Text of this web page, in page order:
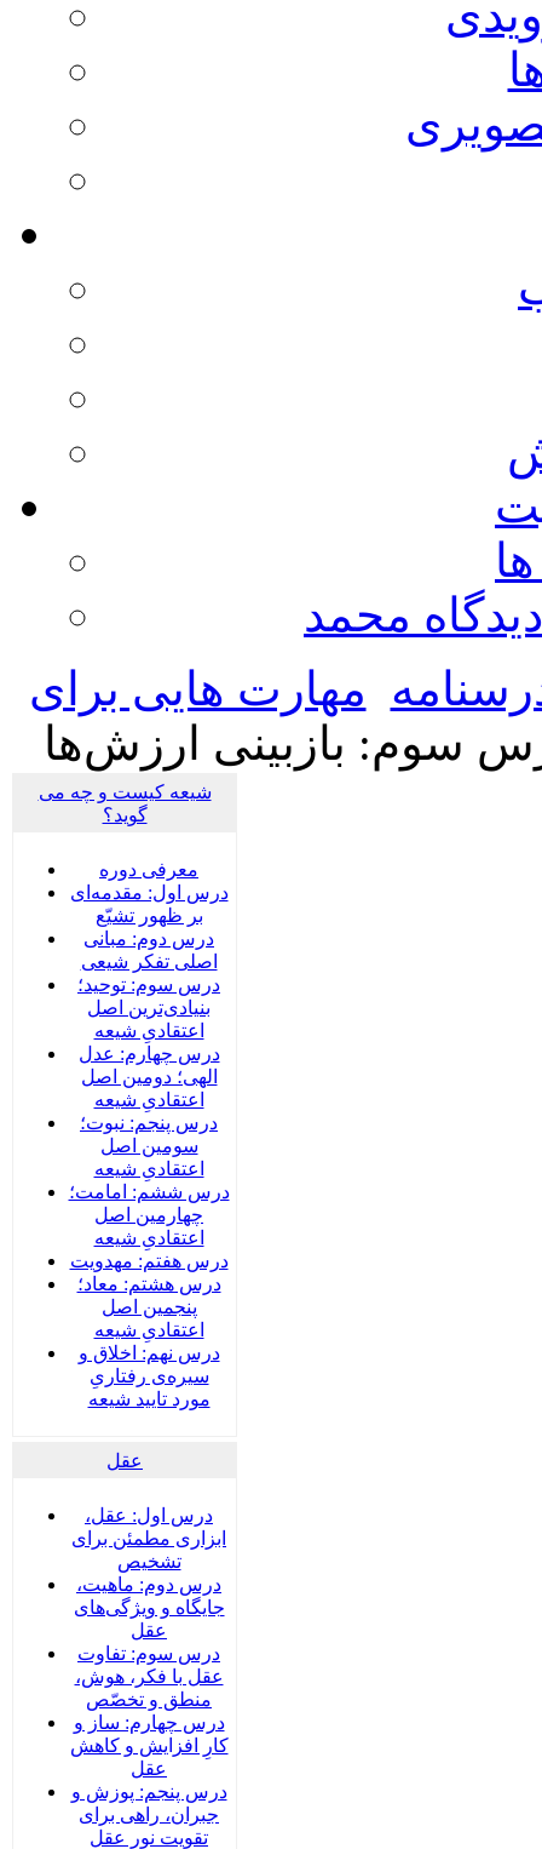
محمد
مهارت هایی برای
سوم: بازبینی ارزش‌ها
شیعه کیست و چه می
گوید؟
معرفی دوره
درس اول: مقدمه‌ای
بر ظهور تشیّع
درس دوم: مبانی
اصلی تفکر شیعی
درس سوم: توحید؛
بنیادی‌‌ترین اصل
اعتقادیِ شیعه
درس چهارم: عدل
الهی؛ دومین اصل
اعتقادیِ شیعه
درس پنجم: نبوت؛
سومین اصل
اعتقادیِ شیعه
درس ششم: امامت؛
چهارمین اصل
اعتقادیِ شیعه
درس هفتم: مهدویت
درس هشتم: معاد؛
پنجمین اصل
اعتقادیِ شیعه
درس نهم: اخلاق و
سیره‌ی رفتاریِ
مورد تایید شیعه
عقل
درس اول: عقل،
ابزاری مطمئن برای
تشخیص
درس دوم: ماهیت،
جایگاه و ویژگی‌های
عقل
درس سوم: تفاوت
عقل با فکر، هوش،
منطق و تخصّص
درس چهارم: ساز و
کارِ افزایش و کاهش
عقل
درس پنجم: پوزش و
جبران، راهی برای
تقویت نور عقل